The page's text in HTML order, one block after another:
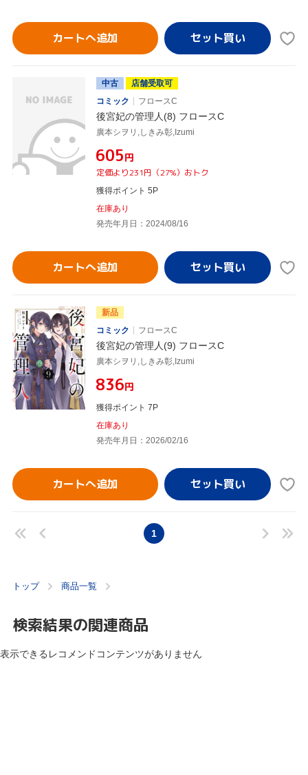
カートへ追加
中古
店舗受取可
コミック
フロースC
後宮妃の管理人(8) フロースC
廣本シヲリ,しきみ彰,Izumi
¥605円
定価より231円（27%）おトク
獲得ポイント 5P
在庫あり
発売年月日：2024/08/16
カートへ追加
新品
コミック
フロースC
後宮妃の管理人(9) フロースC
廣本シヲリ,しきみ彰,Izumi
¥836円
獲得ポイント 7P
在庫あり
発売年月日：2026/02/16
カートへ追加
1
トップ 商品一覧
検索結果の関連商品
表示できるレコメンドコンテンツがありません